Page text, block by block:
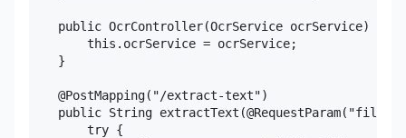
public OcrController(OcrService ocrService) {
this.ocrService = ocrService;
}
@PostMapping("/extract-text")
public String
try {